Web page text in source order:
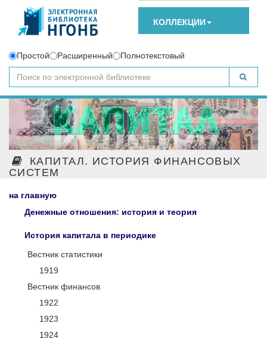
КОЛЛЕКЦИИ
Простой Расширенный Полнотекстовый
КАПИТАЛ. ИСТОРИЯ ФИНАНСОВЫХ
СИСТЕМ
на главную
Денежные отношения: история и теория
История капитала в периодике
Вестник статистики
1919
Вестник финансов
1922
1923
1924